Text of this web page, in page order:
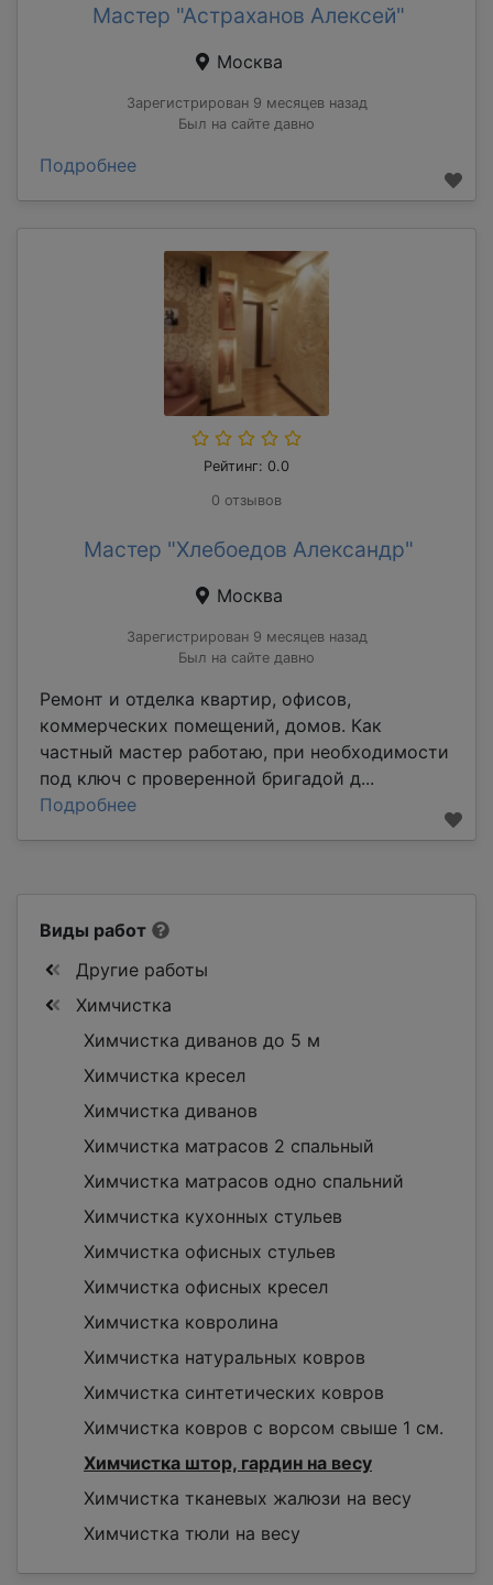
Мастер "Астраханов Алексей"
Москва
Зарегистрирован 9 месяцев назад
Был на сайте давно
Подробнее
Рейтинг: 0.0
0 отзывов
Мастер "Хлебоедов Александр"
Москва
Зарегистрирован 9 месяцев назад
Был на сайте давно
Ремонт и отделка квартир, офисов,
коммерческих помещений, домов. Как
частный мастер работаю, при необходимости
под ключ с проверенной бригадой д...
Подробнее
Виды работ
Другие работы
Химчистка
Химчистка диванов до 5 м
Химчистка кресел
Химчистка диванов
Химчистка матрасов 2 спальный
Химчистка матрасов одно спальний
Химчистка кухонных стульев
Химчистка офисных стульев
Химчистка офисных кресел
Химчистка ковролина
Химчистка натуральных ковров
Химчистка синтетических ковров
Химчистка ковров с ворсом свыше 1 см.
Химчистка штор, гардин на весу
Химчистка тканевых жалюзи на весу
Химчистка тюли на весу